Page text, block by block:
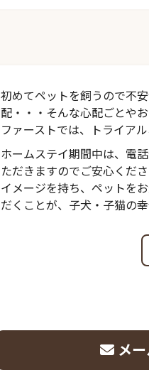
初めてペットを飼うので不
配・・・そんな心配ごとや
ファーストでは、トライア
ホームステイ期間中は、電
ただきますのでご安心くだ
イメージを持ち、ペットを
だくことが、子犬・子猫の
メ